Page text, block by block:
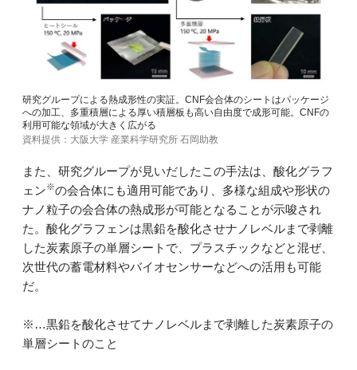
研究グループによる熱成形性の実証。CNF会合体のシートはパッケージ
への加工、多重積層による厚い積層板も高い自由度で成形可能。CNFの
利用可能な領域が大きく広がる
資料提供：大阪大学 産業科学研究所 石岡助教
また、研究グループが見いだしたこの手法は、酸化グラフ
ェン※の会合体にも適用可能であり、多様な組成や形状の
ナノ粒子の会合体の熱成形が可能となることが示唆され
た。酸化グラフェンは黒鉛を酸化させナノレベルまで剥離
した炭素原子の単層シートで、プラスチックなどと混ぜ、
次世代の蓄電材料やバイオセンサーなどへの活用も可能
だ。
※…黒鉛を酸化させてナノレベルまで剥離した炭素原子の
単層シートのこと